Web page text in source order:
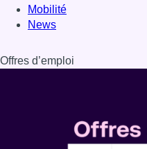
Mobilité
News
Offres d’emploi